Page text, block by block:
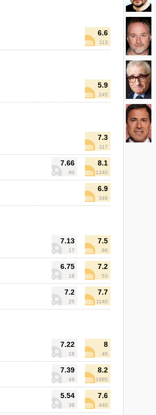
6.6
113
5.9
245
7.3
117
7.66
80
8.1
1240
6.9
349
7.13
17
7.5
86
6.75
18
7.2
53
7.2
25
7.7
1140
7.22
18
8
46
7.39
49
8.2
1985
5.54
39
7.6
440